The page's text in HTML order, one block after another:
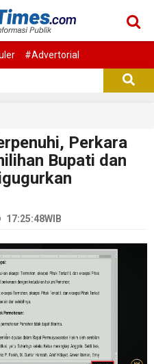
#Advertorial
Perkara
Bupati dan
17:25:48WIB